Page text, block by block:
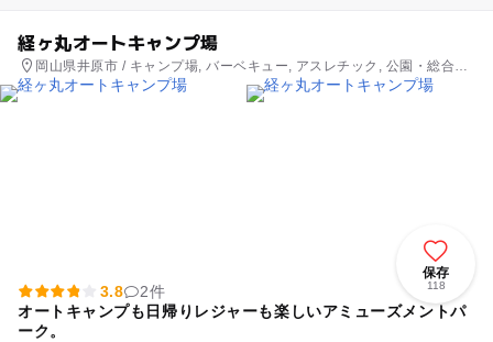
経ヶ丸オートキャンプ場
岡山県井原市 / キャンプ場, バーベキュー, アスレチック, 公園・総合公
園
保存
118
3.8
2件
オートキャンプも日帰りレジャーも楽しいアミューズメントパ
ーク。